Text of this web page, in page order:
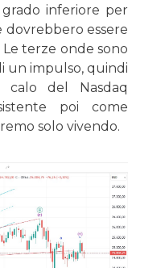
inferiore per
essere
Le terze onde sono
un impulso, quindi
calo del Nasdaq
poi come
solo vivendo.